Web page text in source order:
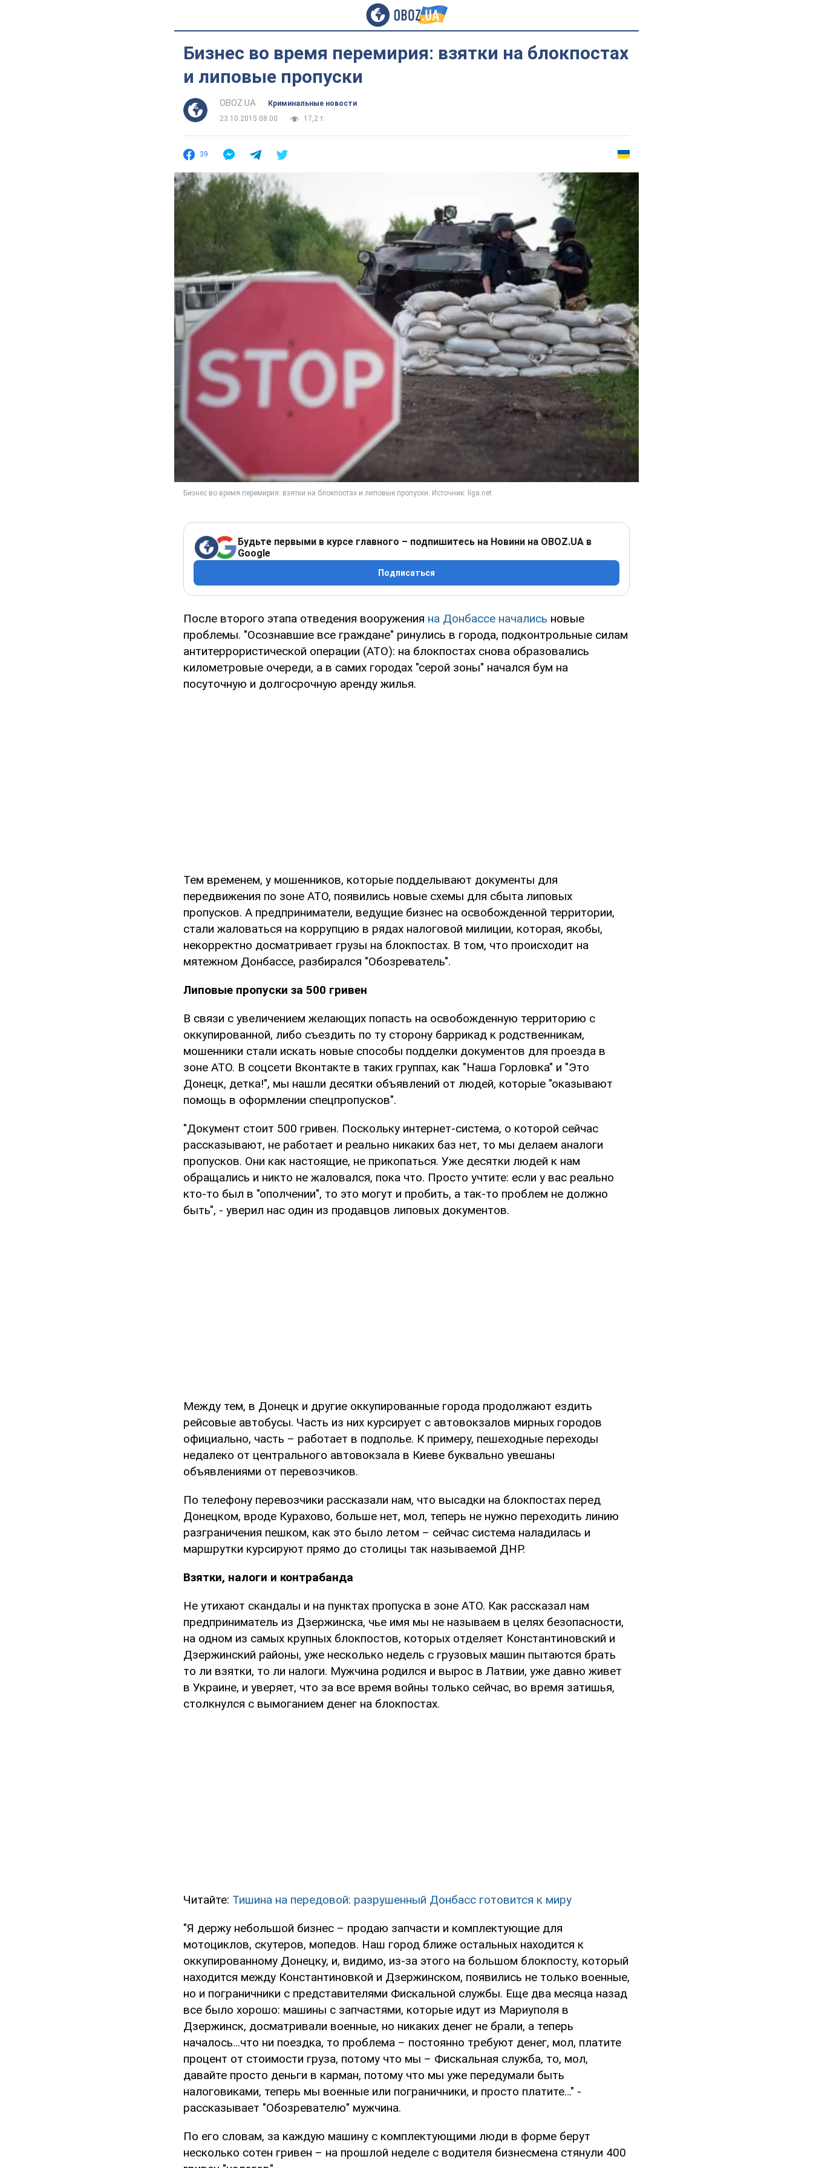
Бизнес во время перемирия: взятки на блокпостах
и липовые пропуски
OBOZ.UA
Криминальные новости
23.10.2015 08:00
17,2 т.
39
Будьте первыми в курсе главного – подпишитесь на Новини на OBOZ.UA в
Google
Подписаться
После второго этапа отведения вооружения на Донбассе начались новые
проблемы. "Осознавшие все граждане" ринулись в города, подконтрольные силам
антитеррористической операции (АТО): на блокпостах снова образовались
километровые очереди, а в самих городах "серой зоны" начался бум на
посуточную и долгосрочную аренду жилья.
Тем временем, у мошенников, которые подделывают документы для
передвижения по зоне АТО, появились новые схемы для сбыта липовых
пропусков. А предприниматели, ведущие бизнес на освобожденной территории,
стали жаловаться на коррупцию в рядах налоговой милиции, которая, якобы,
некорректно досматривает грузы на блокпостах. В том, что происходит на
мятежном Донбассе, разбирался "Обозреватель".
Липовые пропуски за 500 гривен
В связи с увеличением желающих попасть на освобожденную территорию с
оккупированной, либо съездить по ту сторону баррикад к родственникам,
мошенники стали искать новые способы подделки документов для проезда в
зоне АТО. В соцсети Вконтакте в таких группах, как "Наша Горловка" и "Это
Донецк, детка!", мы нашли десятки объявлений от людей, которые "оказывают
помощь в оформлении спецпропусков".
"Документ стоит 500 гривен. Поскольку интернет-система, о которой сейчас
рассказывают, не работает и реально никаких баз нет, то мы делаем аналоги
пропусков. Они как настоящие, не прикопаться. Уже десятки людей к нам
обращались и никто не жаловался, пока что. Просто учтите: если у вас реально
кто-то был в "ополчении", то это могут и пробить, а так-то проблем не должно
быть", - уверил нас один из продавцов липовых документов.
Между тем, в Донецк и другие оккупированные города продолжают ездить
рейсовые автобусы. Часть из них курсирует с автовокзалов мирных городов
официально, часть – работает в подполье. К примеру, пешеходные переходы
недалеко от центрального автовокзала в Киеве буквально увешаны
объявлениями от перевозчиков.
По телефону перевозчики рассказали нам, что высадки на блокпостах перед
Донецком, вроде Курахово, больше нет, мол, теперь не нужно переходить линию
разграничения пешком, как это было летом – сейчас система наладилась и
маршрутки курсируют прямо до столицы так называемой ДНР.
Взятки, налоги и контрабанда
Не утихают скандалы и на пунктах пропуска в зоне АТО. Как рассказал нам
предприниматель из Дзержинска, чье имя мы не называем в целях безопасности,
на одном из самых крупных блокпостов, которых отделяет Константиновский и
Дзержинский районы, уже несколько недель с грузовых машин пытаются брать
то ли взятки, то ли налоги. Мужчина родился и вырос в Латвии, уже давно живет
в Украине, и уверяет, что за все время войны только сейчас, во время затишья,
столкнулся с вымоганием денег на блокпостах.
Читайте: Тишина на передовой: разрушенный Донбасс готовится к миру
"Я держу небольшой бизнес – продаю запчасти и комплектующие для
мотоциклов, скутеров, мопедов. Наш город ближе остальных находится к
оккупированному Донецку, и, видимо, из-за этого на большом блокпосту, который
находится между Константиновкой и Дзержинском, появились не только военные,
но и пограничники с представителями Фискальной службы. Еще два месяца назад
все было хорошо: машины с запчастями, которые идут из Мариуполя в
Дзержинск, досматривали военные, но никаких денег не брали, а теперь
началось…что ни поездка, то проблема – постоянно требуют денег, мол, платите
процент от стоимости груза, потому что мы – Фискальная служба, то, мол,
давайте просто деньги в карман, потому что мы уже передумали быть
налоговиками, теперь мы военные или пограничники, и просто платите…" -
рассказывает "Обозревателю" мужчина.
По его словам, за каждую машину с комплектующими люди в форме берут
несколько сотен гривен – на прошлой неделе с водителя бизнесмена стянули 400